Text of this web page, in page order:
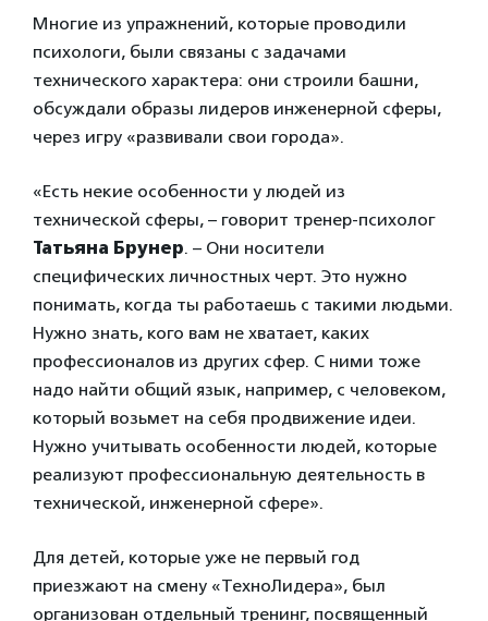
Многие из упражнений, которые проводили
психологи, были связаны с задачами
технического характера: они строили башни,
обсуждали образы лидеров инженерной сферы,
через игру «развивали свои города».
«Есть некие особенности у людей из
технической сферы, – говорит тренер-психолог
Татьяна Брунер. – Они носители
специфических личностных черт. Это нужно
понимать, когда ты работаешь с такими людьми.
Нужно знать, кого вам не хватает, каких
профессионалов из других сфер. С ними тоже
надо найти общий язык, например, с человеком,
который возьмет на себя продвижение идеи.
Нужно учитывать особенности людей, которые
реализуют профессиональную деятельность в
технической, инженерной сфере».
Для детей, которые уже не первый год
приезжают на смену «ТехноЛидера», был
организован отдельный тренинг, посвященный